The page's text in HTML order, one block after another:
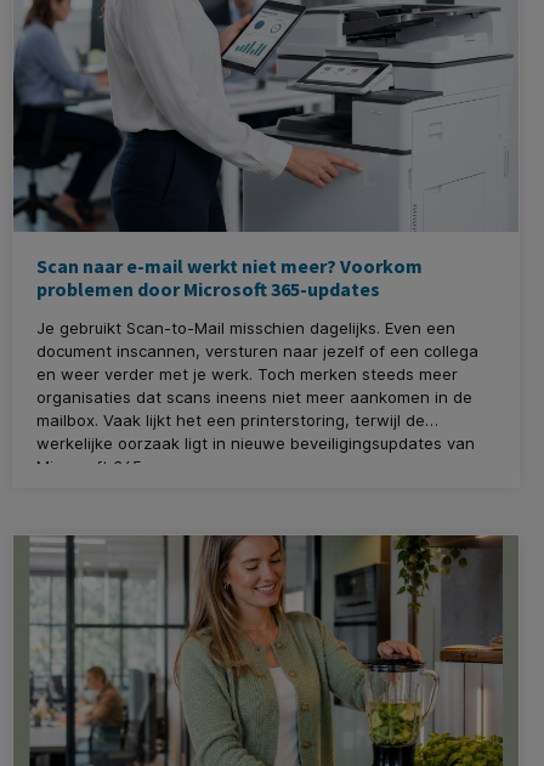
Scan naar e-mail werkt niet meer? Voorkom
problemen door Microsoft 365-updates
Je gebruikt Scan-to-Mail misschien dagelijks. Even een
document inscannen, versturen naar jezelf of een collega
en weer verder met je werk. Toch merken steeds meer
organisaties dat scans ineens niet meer aankomen in de
mailbox. Vaak lijkt het een printerstoring, terwijl de
werkelijke oorzaak ligt in nieuwe beveiligingsupdates van
Microsoft 365.